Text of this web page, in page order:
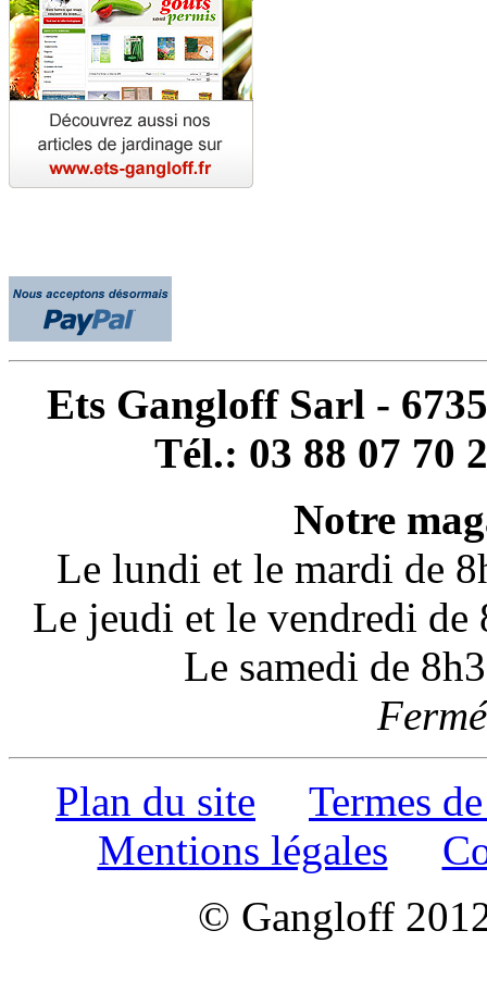
Ets Gangloff Sarl -
Tél.: 03 88 07 70
Notre
Le lundi et le mardi de
Le jeudi et le vendredi de
Le samedi de
Plan du site
Termes
Mentions légales
© Gangloff